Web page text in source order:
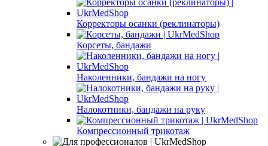
Корректоры осанки (реклинаторы)
Корсеты, бандажи
Наколенники, бандажи на ногу
Налокотники, бандажи на руку
Компрессионный трикотаж